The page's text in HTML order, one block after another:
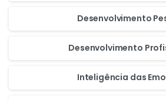
Desenvolvimento
Desenvolvimento
Inteligência das